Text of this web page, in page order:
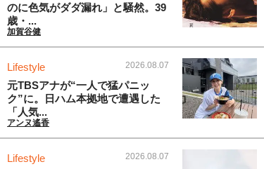
のに色気がダダ漏れ」と騒然。39
歳・...
加賀谷健
Lifestyle 2026.08.07
元TBSアナが“一人で猛パニッ
ク”に。日ハム本拠地で遭遇した
「人気...
アンヌ遙香
Lifestyle 2026.08.07